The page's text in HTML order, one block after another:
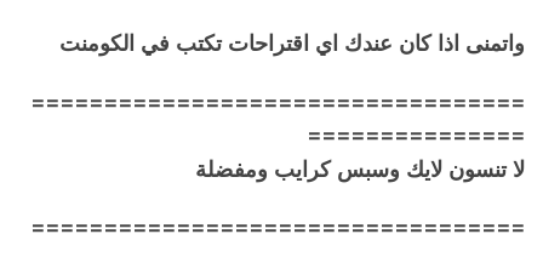
واتمنى اذا كان عندك اي اقتراحات تكتب في الكومنت
==================================
===============
لا تنسون لايك وسبس كرايب ومفضلة
==================================